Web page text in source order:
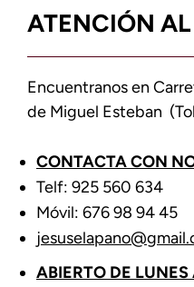
ATENCIÓN
Encuentranos en
de Miguel Esteban
CONTACTA CON
Telf: 925 560 634
Móvil: 676 98 94 45
ABIERTO DE